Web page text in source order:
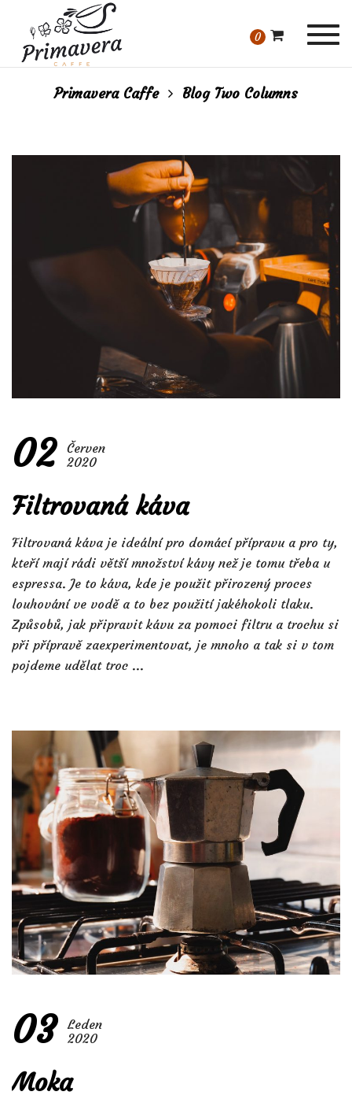
0
Primavera Caffe Blog Two Columns
02
Červen
2020
Filtrovaná káva
Filtrovaná káva je ideální pro domácí přípravu a pro ty,
kteří mají rádi větší množství kávy než je tomu třeba u
espressa. Je to káva, kde je použit přirozený proces
louhování ve vodě a to bez použití jakéhokoli tlaku.
Způsobů, jak připravit kávu za pomoci filtru a trochu si
při přípravě zaexperimentovat, je mnoho a tak si v tom
pojdeme udělat troc ...
03
Leden
2020
Moka